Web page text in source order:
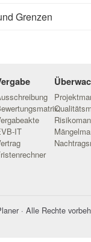
Grenzen
IT
· Alle Rechte